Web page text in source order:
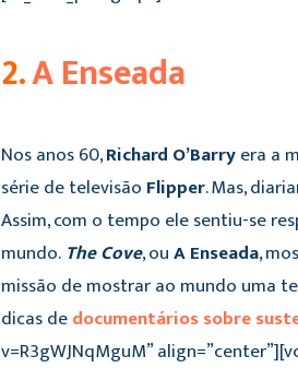
2.A Enseada
Nos anos 60,Richard O’Barryera a
série de televisão Flipper. Mas,
Assim, com o tempo ele sentiu-se
mundo. The Cove, ouA Enseada,
missão de mostrar ao mundo uma
dicas dedocumentários sobre
v=R3gWJNqMguM”